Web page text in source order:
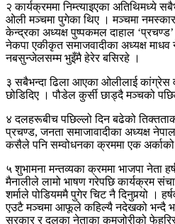
२ कार्यक्रममा निम्त्याइएका अतिथिमध्ये
ओली मञ्चमा पुगेका थिए । मञ्चमा
केन्द्रका अध्यक्ष पुष्पकमल दाहाल
नेकपा एकीकृत समाजवादीका अध्यक्ष
नबसुन्जेलसम्म भुइँमै हेरेर बसिरहे ।
३ सबैभन्दा ढिला आएका ओलीलाई कांग्रेस
छोडिदिए । पौडेल कुर्सी छाड्दै मञ्चको
४ दलहरूबीच पछिल्लो दिन बढेको
प्रचण्ड, जनता समाजावादीका अध्यक्ष
कसैले पनि सम्वोधनका क्रममा एक
५ शुभामना मन्तव्यका क्रममा भाजपा नेता
मैनालीले लामो भाषण गरेपछि कार्यक्रम
शर्माले पोडियममै पुगेर चिट नै दिनुपर्‍यो ।
एउटै मञ्चमा आफूले कहिल्यै नदेखको भन्दै
सरकार र दलका नेताका कमजोरीको